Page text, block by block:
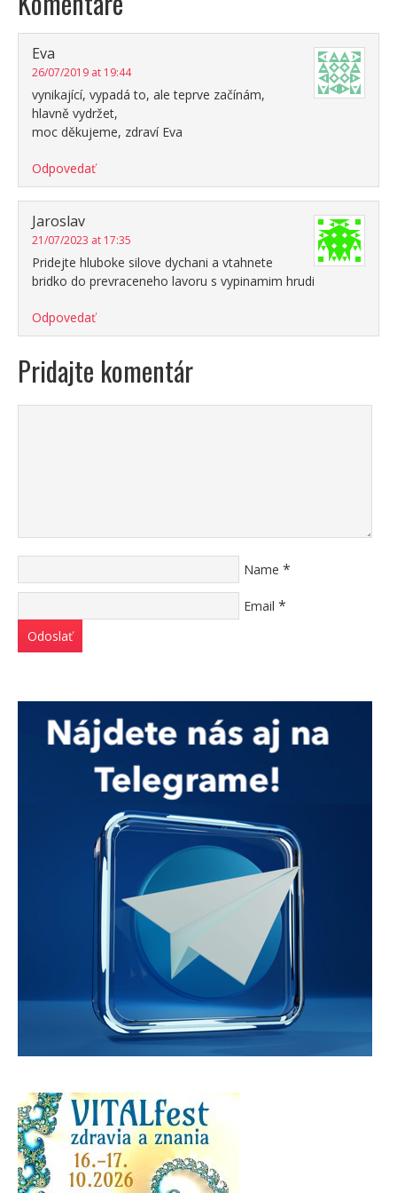
Eva
26/07/2019 at 19:44
vynikající, vypadá to, ale teprve začínám,
hlavně vydržet,
moc děkujeme, zdraví Eva
Odpovedať
Jaroslav
21/07/2023 at 17:35
Pridejte hluboke silove dychani a vtahnete
bridko do prevraceneho lavoru s vypinamim hrudi
Odpovedať
Pridajte komentár
Name *
Email *